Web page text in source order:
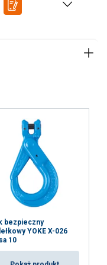
bezpieczny
YOKE X-026
10